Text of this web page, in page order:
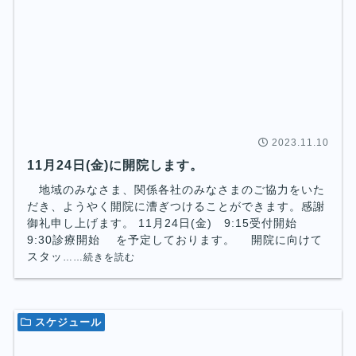
2023.11.10
11月24日(金)に開院します。
地域のみなさま、関係各社のみなさまのご協力をいた
だき、ようやく開院に漕ぎつけることができます。感謝
御礼申し上げます。 11月24日(金) 9:15受付開始
9:30診療開始 を予定しております。 開院に向けて
スタッ ……続きを読む
スケジュール